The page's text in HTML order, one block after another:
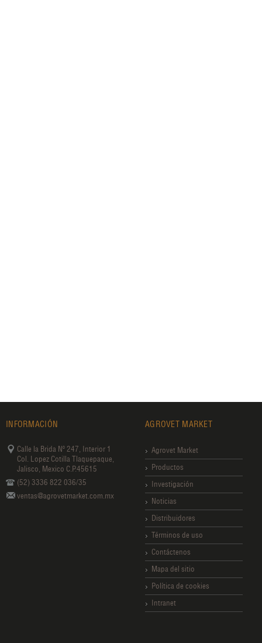
INFORMACIÓN
Calle la Brida Nº 247, Interior 1
Col. Lopez Cotilla Tlaquepaque,
Jalisco, Mexico C.P.45615
(52) 3336 822 036/35
ventas@agrovetmarket.com.mx
AGROVET MARKET
Agrovet Market
Productos
Investigación
Noticias
Distribuidores
Términos de uso
Contáctenos
Mapa del sitio
Política de cookies
Intranet